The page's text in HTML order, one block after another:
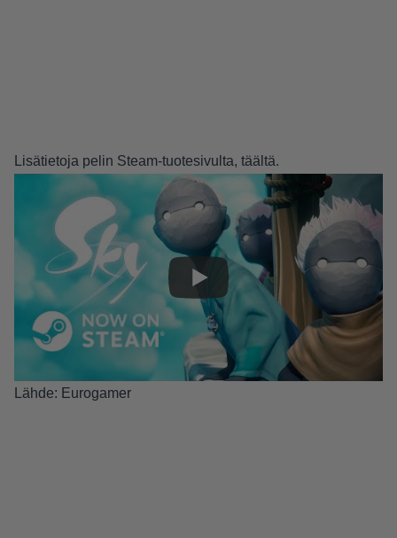
Lisätietoja pelin Steam-tuotesivulta, täältä.
Lähde: Eurogamer